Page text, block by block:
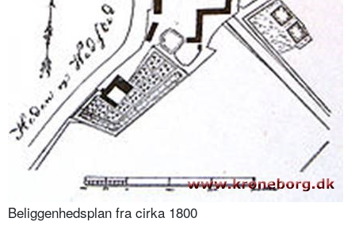
Beliggenhedsplan fra cirka 1800